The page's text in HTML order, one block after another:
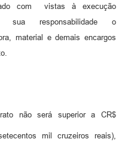
com vistas à execução
responsabilidade o
material e demais encargos
não será superior a CR$
mil cruzeiros reais),